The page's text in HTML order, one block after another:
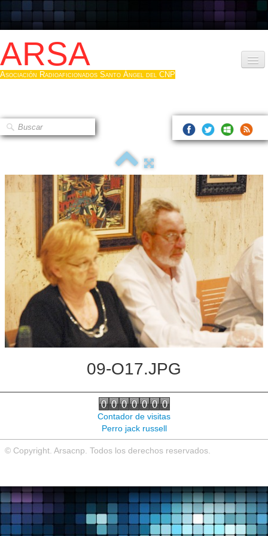
ARSA
Asociación Radioaficionados Santo Ángel del CNP
Que es la ARSA
Hacerse socio
Log diploma en Pdf
Fotos
Sistemas Digitales
Noticias de interés
Contacto
09-O17.JPG
Contador de visitas
Perro jack russell
© Copyright. Arsacnp. Todos los derechos reservados.